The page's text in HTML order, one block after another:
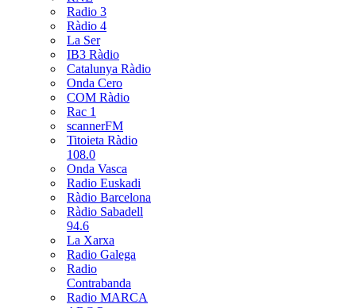
Radio 3
Ràdio 4
La Ser
IB3 Ràdio
Catalunya Ràdio
Onda Cero
COM Ràdio
Rac 1
scannerFM
Titoieta Ràdio
108.0
Onda Vasca
Radio Euskadi
Ràdio Barcelona
Ràdio Sabadell
94.6
La Xarxa
Radio Galega
Radio
Contrabanda
Radio MARCA